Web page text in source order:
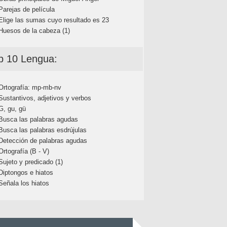
de película
las sumas cuyo resultado es 23
de la cabeza (1)
10 Lengua:
mp-mb-nv
adjetivos y verbos
gu, gü
las palabras agudas
las palabras esdrújulas
de palabras agudas
(B - V)
y predicado (1)
e hiatos
los hiatos